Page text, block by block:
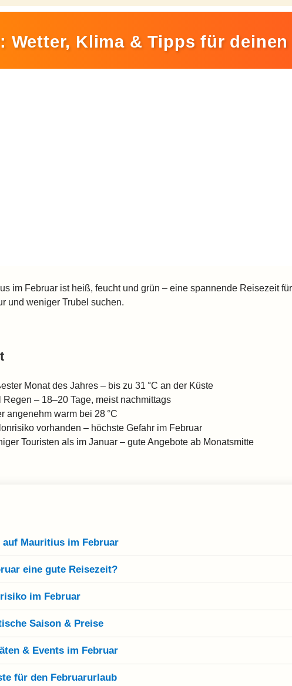
Wetter, Klima & Tipps für
im Februar ist heiß, feucht und grün – eine spannende Reisezeit
und weniger Trubel suchen.
Monat des Jahres – bis zu 31 °C an der Küste
– 18–20 Tage, meist nachmittags
angenehm warm bei 28 °C
vorhanden – höchste Gefahr im Februar
Touristen als im Januar – gute Angebote ab Monatsmitte
auf Mauritius im Februar
eine gute Reisezeit?
im Februar
Saison & Preise
& Events im Februar
für den Februarurlaub